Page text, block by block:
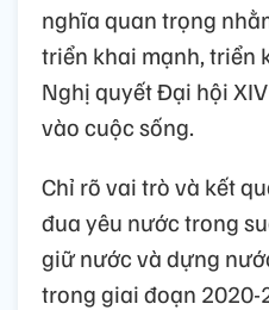
nghĩa quan trọng
triển khai mạnh, triển
Nghị quyết Đại hội
vào cuộc sống.
Chỉ rõ vai trò và kết
đua yêu nước trong
giữ nước và dựng
trong giai đoạn 2020-